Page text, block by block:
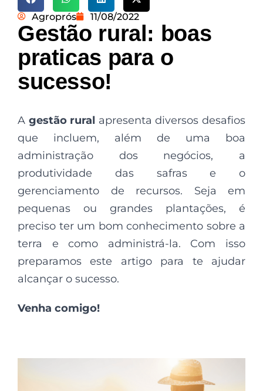
Agroprós 11/08/2022
Gestão rural: boas
praticas para o
sucesso!
A gestão rural apresenta diversos desafios
que incluem, além de uma boa
administração dos negócios, a
produtividade das safras e o
gerenciamento de recursos. Seja em
pequenas ou grandes plantações, é
preciso ter um bom conhecimento sobre a
terra e como administrá-la. Com isso
preparamos este artigo para te ajudar
alcançar o sucesso.
Venha comigo!